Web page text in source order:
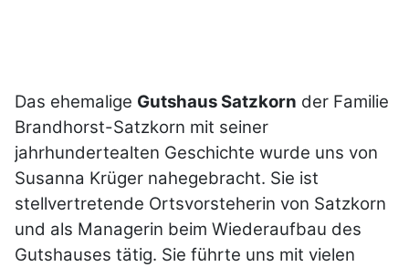
Das ehemalige Gutshaus Satzkorn der Familie
Brandhorst-Satzkorn mit seiner
jahrhundertealten Geschichte wurde uns von
Susanna Krüger nahegebracht. Sie ist
stellvertretende Ortsvorsteherin von Satzkorn
und als Managerin beim Wiederaufbau des
Gutshauses tätig. Sie führte uns mit vielen